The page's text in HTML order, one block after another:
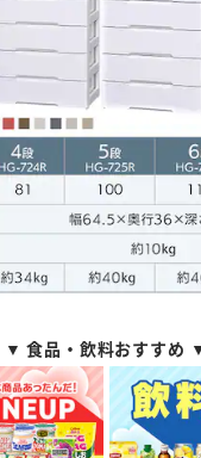
▼ 食品・飲料おすすめ